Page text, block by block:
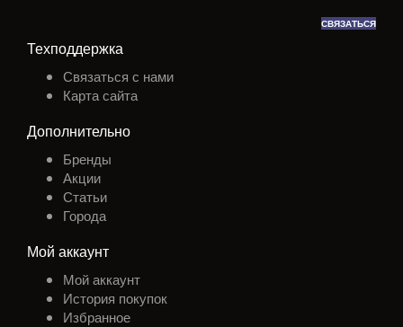
СВЯЗАТЬСЯ
Техподдержка
Связаться с нами
Карта сайта
Дополнительно
Бренды
Акции
Статьи
Города
Мой аккаунт
Мой аккаунт
История покупок
Избранное